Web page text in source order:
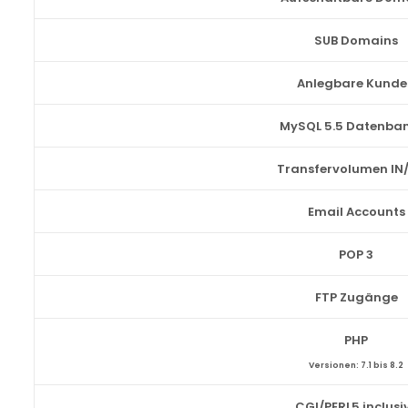
SUB Domains
Anlegbare
MySQL 5.5
Transfervolumen
Email Accounts
POP 3
FTP Zugänge
PHP
Versionen: 7.1 bis 8.2